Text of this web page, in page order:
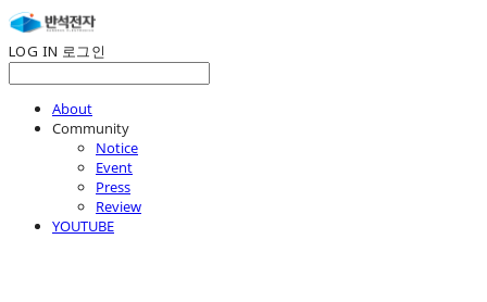
LOG IN 로그인
About
Community
Notice
Event
Press
Review
YOUTUBE